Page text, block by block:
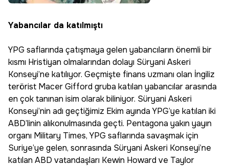
Yabancılar da katılmıştı
YPG saflarında çatışmaya gelen yabancıların önemli bir
kısmı Hristiyan olmalarından dolayı Süryani Askeri
Konseyi’ne katılıyor. Geçmişte finans uzmanı olan İngiliz
terörist Macer Gifford gruba katılan yabancılar arasında
en çok tanınan isim olarak biliniyor. Süryani Askeri
Konseyi’nin adı geçtiğimiz Ekim ayında YPG’ye katılan iki
ABD’linin alıkonulmasında geçti. Pentagona yakın yayın
organı Military Times, YPG saflarında savaşmak için
Suriye’ye gelen, sonrasında Süryani Askeri Konseyi’ne
katılan ABD vatandaşları Kewin Howard ve Taylor